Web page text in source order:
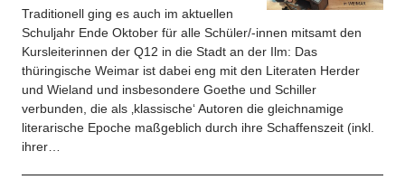
Traditionell ging es auch im aktuellen
Schuljahr Ende Oktober für alle Schüler/-innen mitsamt den
Kursleiterinnen der Q12 in die Stadt an der Ilm: Das
thüringische Weimar ist dabei eng mit den Literaten Herder
und Wieland und insbesondere Goethe und Schiller
verbunden, die als ‚klassische‘ Autoren die gleichnamige
literarische Epoche maßgeblich durch ihre Schaffenszeit (inkl.
ihrer…